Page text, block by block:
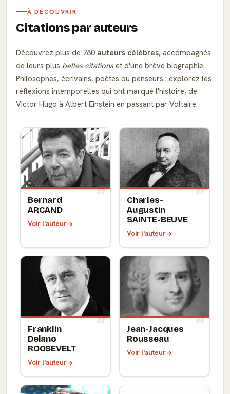
À DÉCOUVRIR
Citations par auteurs
Découvrez plus de 780 auteurs célèbres, accompagnés
de leurs plus belles citationset d'une brève biographie.
Philosophes, écrivains, poètes ou penseurs : explorez les
réflexions intemporelles qui ont marqué l'histoire, de
Victor Hugo à Albert Einstein en passant par Voltaire.
Bernard
ARCAND
Voir l'auteur
Charles-
Augustin
SAINTE-BEUVE
Voir l'auteur
Franklin
Delano
ROOSEVELT
Voir l'auteur
Jean-Jacques
Rousseau
Voir l'auteur